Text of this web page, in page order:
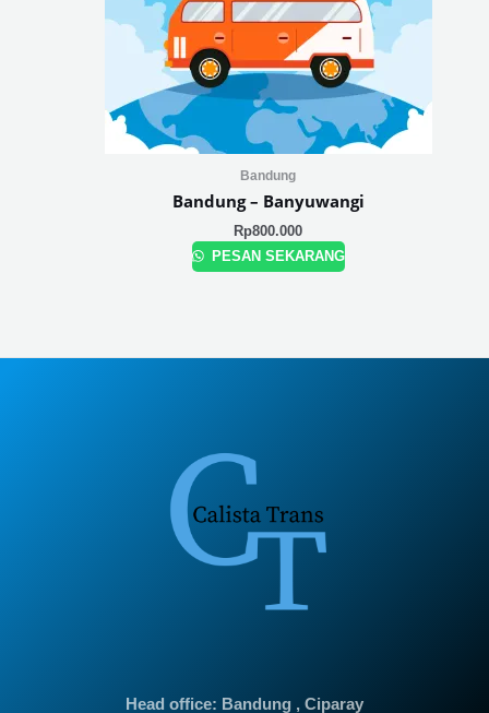
Bandung
Bandung – Banyuwangi
Rp800.000
PESAN SEKARANG
Head office: Bandung , Ciparay